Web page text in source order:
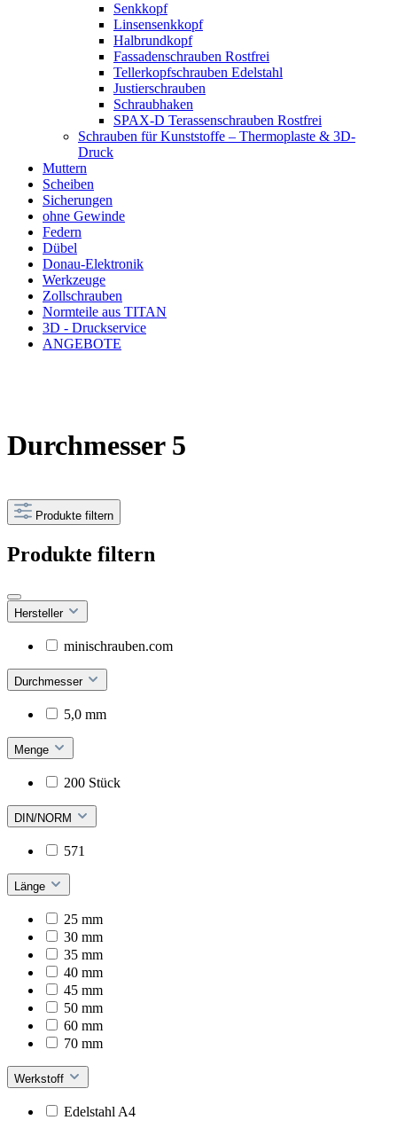
Senkkopf
Linsensenkkopf
Halbrundkopf
Fassadenschrauben Rostfrei
Tellerkopfschrauben Edelstahl
Justierschrauben
Schraubhaken
SPAX-D Terassenschrauben Rostfrei
Schrauben für Kunststoffe – Thermoplaste & 3D-
Druck
Muttern
Scheiben
Sicherungen
ohne Gewinde
Federn
Dübel
Donau-Elektronik
Werkzeuge
Zollschrauben
Normteile aus TITAN
3D - Druckservice
ANGEBOTE
Durchmesser 5
Produkte filtern
Produkte filtern
Hersteller
minischrauben.com
Durchmesser
5,0 mm
Menge
200 Stück
DIN/NORM
571
Länge
25 mm
30 mm
35 mm
40 mm
45 mm
50 mm
60 mm
70 mm
Werkstoff
Edelstahl A4